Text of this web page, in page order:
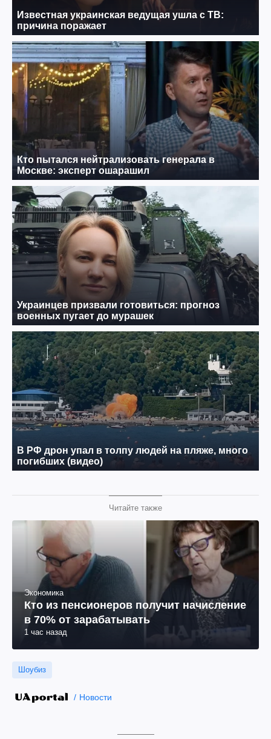
Читайте также
Экономика
Кто из пенсионеров получит начисление
в 70% от зарабатывать
1 час назад
Шоубиз
Новости